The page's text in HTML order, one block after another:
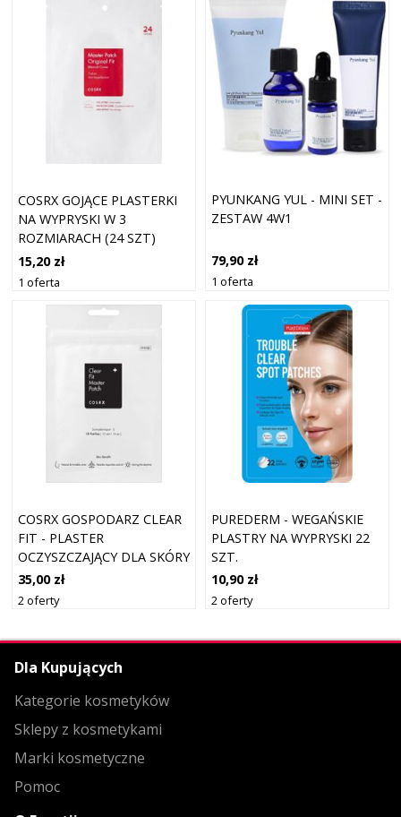
COSRX GOJĄCE PLASTERKI
NA WYPRYSKI W 3
ROZMIARACH (24 SZT)
15,20 zł
1 oferta
PYUNKANG YUL - MINI SET -
ZESTAW 4W1
79,90 zł
1 oferta
COSRX GOSPODARZ CLEAR
FIT - PLASTER
OCZYSZCZAJĄCY DLA SKÓRY
PROBLEMATYCZNEJ
35,00 zł
2 oferty
PUREDERM - WEGAŃSKIE
PLASTRY NA WYPRYSKI 22
SZT.
10,90 zł
2 oferty
Dla Kupujących
Kategorie kosmetyków
Sklepy z kosmetykami
Marki kosmetyczne
Pomoc